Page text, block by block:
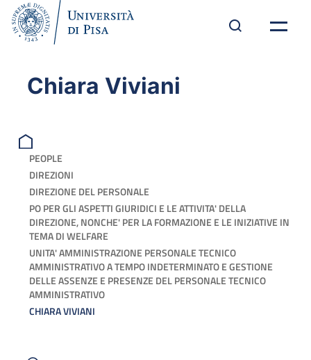
Chiara Viviani
PEOPLE
DIREZIONI
DIREZIONE DEL PERSONALE
PO PER GLI ASPETTI GIURIDICI E LE ATTIVITA' DELLA
DIREZIONE, NONCHE' PER LA FORMAZIONE E LE INIZIATIVE IN
TEMA DI WELFARE
UNITA' AMMINISTRAZIONE PERSONALE TECNICO
AMMINISTRATIVO A TEMPO INDETERMINATO E GESTIONE
DELLE ASSENZE E PRESENZE DEL PERSONALE TECNICO
AMMINISTRATIVO
CHIARA VIVIANI